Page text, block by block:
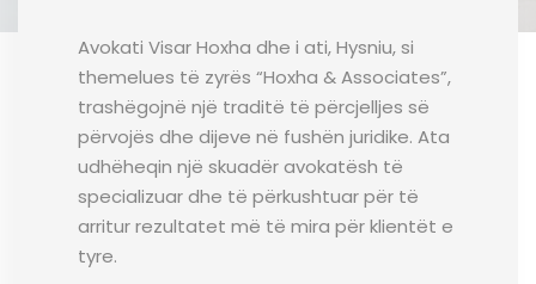
Avokati Visar Hoxha dhe i ati, Hysniu, si
themelues të zyrës “Hoxha & Associates”,
trashëgojnë një traditë të përcjelljes së
përvojës dhe dijeve në fushën juridike. Ata
udhëheqin një skuadër avokatësh të
specializuar dhe të përkushtuar për të
arritur rezultatet më të mira për klientët e
tyre.